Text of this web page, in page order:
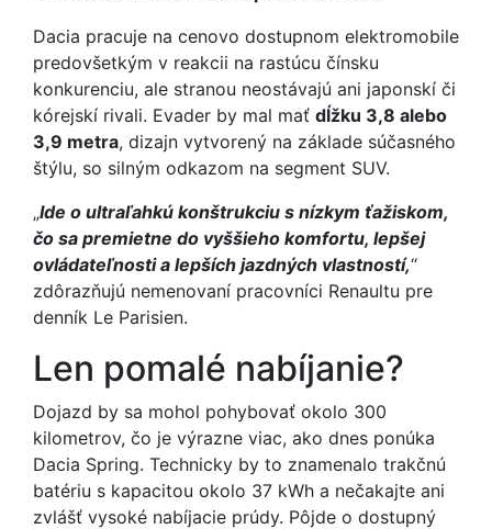
Dacia pracuje na cenovo dostupnom elektromobile
predovšetkým v reakcii na rastúcu čínsku
konkurenciu, ale stranou neostávajú ani japonskí či
kórejskí rivali. Evader by mal mať dĺžku 3,8 alebo
3,9 metra, dizajn vytvorený na základe súčasného
štýlu, so silným odkazom na segment SUV.
„Ide o ultraľahkú konštrukciu s nízkym ťažiskom,
čo sa premietne do vyššieho komfortu, lepšej
ovládateľnosti a lepších jazdných vlastností,“
zdôrazňujú nemenovaní pracovníci Renaultu pre
denník Le Parisien.
Len pomalé nabíjanie?
Dojazd by sa mohol pohybovať okolo 300
kilometrov, čo je výrazne viac, ako dnes ponúka
Dacia Spring. Technicky by to znamenalo trakčnú
batériu s kapacitou okolo 37 kWh a nečakajte ani
zvlášť vysoké nabíjacie prúdy. Pôjde o dostupný